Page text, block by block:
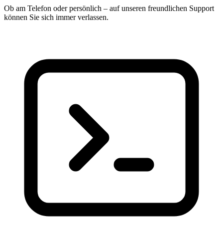
Ob am Telefon oder persönlich – auf unseren freundlichen Support
können Sie sich immer verlassen.